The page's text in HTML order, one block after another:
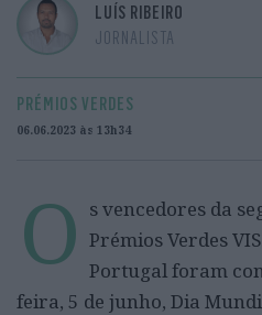
LUÍS RIBEIRO
JORNALISTA
PRÉMIOS VERDES
06.06.2023 às 13h34
O s vencedores da
Prémios Verdes
Portugal foram
feira, 5 de junho, Dia